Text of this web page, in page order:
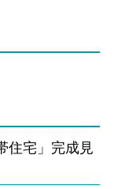
住宅」完成見